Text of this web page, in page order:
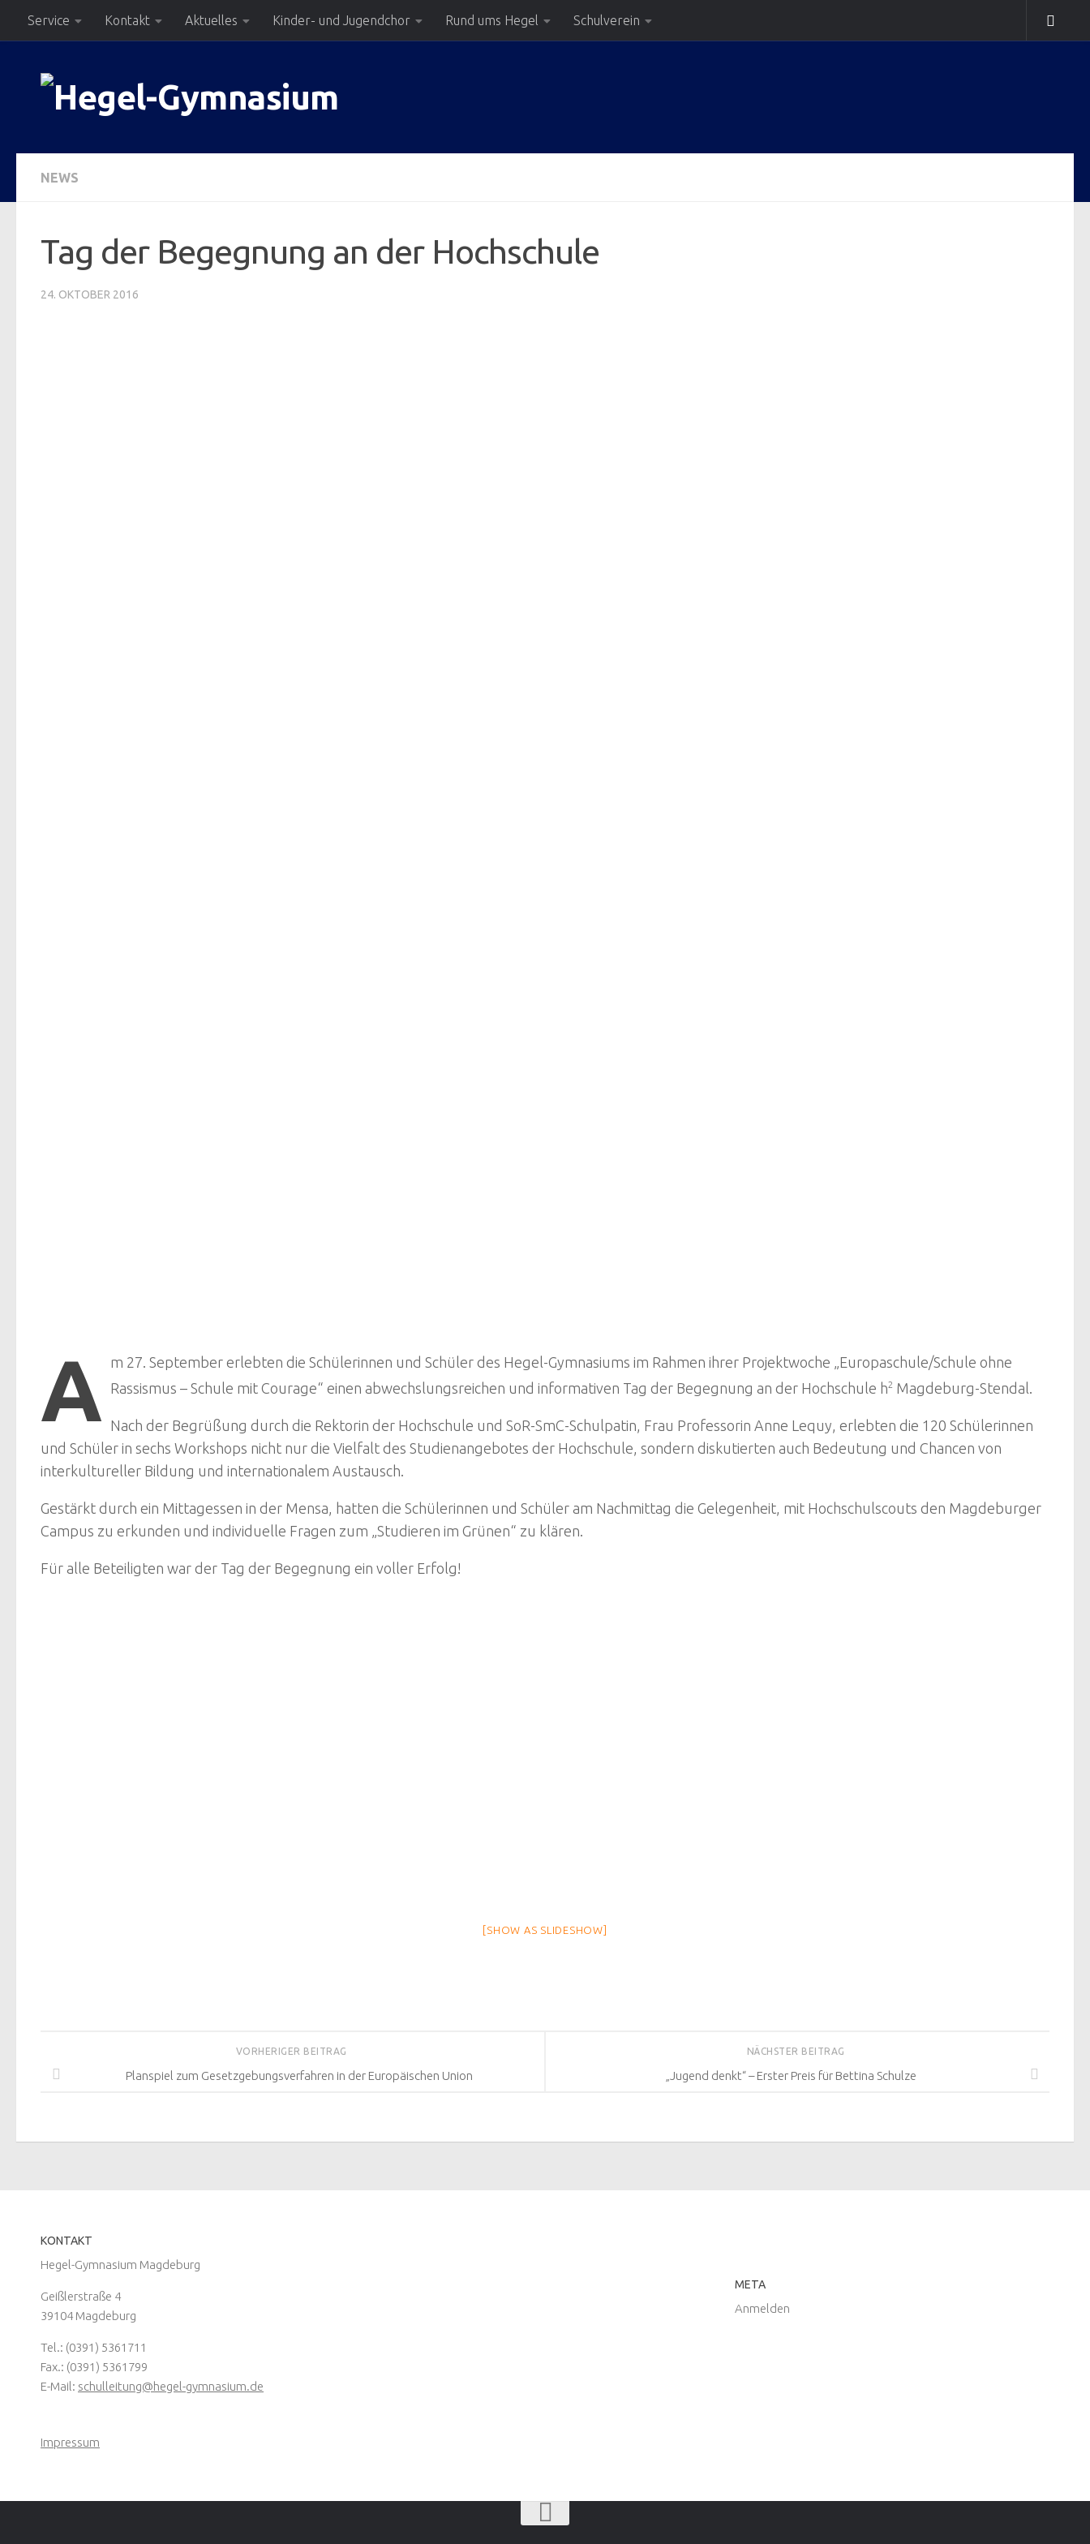
Zum Inhalt springen
Service Kontakt Aktuelles Kinder- und Jugendchor Rund ums Hegel Schulverein
NEWS
Tag der Begegnung an der Hochschule
24. OKTOBER 2016
A
m 27. September erlebten die Schülerinnen und Schüler des Hegel-Gymnasiums im Rahmen ihrer Projektwoche „Europaschule/Schule ohne
Rassismus – Schule mit Courage“ einen abwechslungsreichen und informativen Tag der Begegnung an der Hochschule h2 Magdeburg-Stendal.
Nach der Begrüßung durch die Rektorin der Hochschule und SoR-SmC-Schulpatin, Frau Professorin Anne Lequy, erlebten die 120 Schülerinnen
und Schüler in sechs Workshops nicht nur die Vielfalt des Studienangebotes der Hochschule, sondern diskutierten auch Bedeutung und Chancen von
interkultureller Bildung und internationalem Austausch.
Gestärkt durch ein Mittagessen in der Mensa, hatten die Schülerinnen und Schüler am Nachmittag die Gelegenheit, mit Hochschulscouts den Magdeburger
Campus zu erkunden und individuelle Fragen zum „Studieren im Grünen“ zu klären.
Für alle Beteiligten war der Tag der Begegnung ein voller Erfolg!
[SHOW AS SLIDESHOW]
NÄCHSTER BEITRAG
„Jugend denkt“ – Erster Preis für Bettina Schulze
VORHERIGER BEITRAG
Planspiel zum Gesetzgebungsverfahren in der Europäischen Union
KONTAKT
Hegel-Gymnasium Magdeburg
Geißlerstraße 4
39104 Magdeburg
Tel.: (0391) 5361711
Fax.: (0391) 5361799
E-Mail: schulleitung@hegel-gymnasium.de
Impressum
META
Anmelden